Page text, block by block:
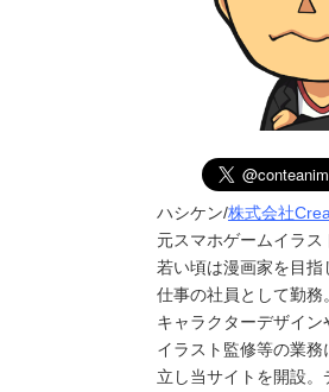
ハシケン/株式会社
元スマホゲームイラス
若い頃は漫画家を目指
仕事の社員として勤
キャラクターデザイン
イラスト監修等の業
立し当サイトを開設。